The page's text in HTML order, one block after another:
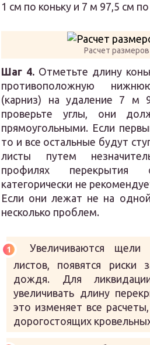
1 см по коньку и 7 м 97,5 см
Расчет
Шаг 4. Отметьте длину
противоположную
(карниз) на удаление 7 м
проверьте углы, они
прямоугольными. Если
то и все остальные будут
листы путем
профилях
категорически не
Если они лежат не на
несколько проблем.
Увеличиваются щели
листов, появятся риски
дождя. Для
увеличивать длину
это изменяет все
дорогостоящих